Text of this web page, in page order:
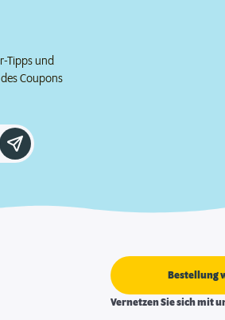
Tipps und
Coupons
Bestellung
Vernetzen Sie sich mit